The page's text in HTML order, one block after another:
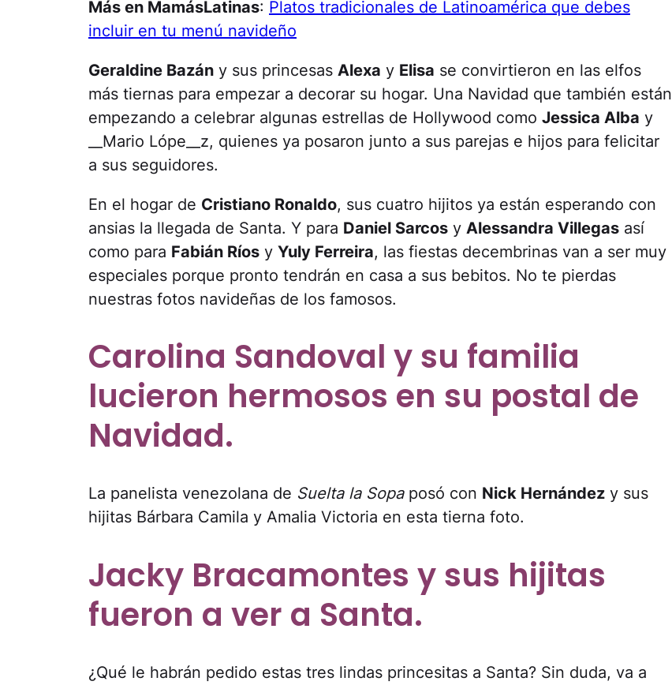
Más en MamásLatinas: Platos tradicionales de Latinoamérica que debes
incluir en tu menú navideño
Geraldine Bazán y sus princesas Alexa y Elisa se convirtieron en las elfos
más tiernas para empezar a decorar su hogar. Una Navidad que también están
empezando a celebrar algunas estrellas de Hollywood como Jessica Alba y
__Mario Lópe__z, quienes ya posaron junto a sus parejas e hijos para felicitar
a sus seguidores.
En el hogar de Cristiano Ronaldo, sus cuatro hijitos ya están esperando con
ansias la llegada de Santa. Y para Daniel Sarcos y Alessandra Villegas así
como para Fabián Ríos y Yuly Ferreira, las fiestas decembrinas van a ser muy
especiales porque pronto tendrán en casa a sus bebitos. No te pierdas
nuestras fotos navideñas de los famosos.
Carolina Sandoval y su familia
lucieron hermosos en su postal de
Navidad.
La panelista venezolana de Suelta la Sopaposó con Nick Hernández y sus
hijitas Bárbara Camila y Amalia Victoria en esta tierna foto.
Jacky Bracamontes y sus hijitas
fueron a ver a Santa.
¿Qué le habrán pedido estas tres lindas princesitas a Santa? Sin duda, va a